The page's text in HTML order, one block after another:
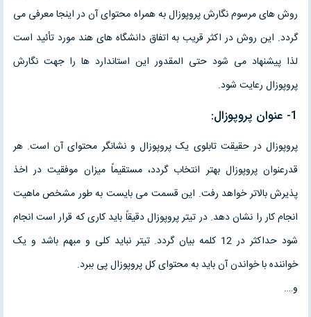
روش های مرسوم نگارش پروپوزال به همراه محتوای آن در اینجا معرفی می
گردد. این روش در اکثر قریب به اتفاق دانشگاه های هند مورد تأئید است
لذا پیشنهاد می شود حتی المقدور این استاندارد ها را جهت نگارش
پروپوزال رعایت شود.
1- عنوان پروپوزال:
پروپوزال در حقیقت تابلوی یک پروپوزال و نشانگر محتوای آن است. هر
قدرعنوان پروپوزال بهتر انتخاب گردد، مستقیماً میزان موفقیت در اخذ
پذیرش بالاتر خواهد رفت. این قسمت می بایست به طور مشخص ماهیت
انجام کار را نشان دهد. در تیتر پروپوزال دقیقاً باید کاری که قرار است انجام
شود حداکثر در 12 کلمه بیان گردد. تیتر نباید کلی و مبهم باشد و یک
خواننده با خواندن آن باید به محتوای کل پروپوزال پی ببرد.
و….